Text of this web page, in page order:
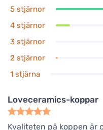
5 stjärnor
4 stjärnor
3 stjärnor
2 stjärnor
1 stjärna
Loveceramics-koppar
Kvaliteten på koppen är